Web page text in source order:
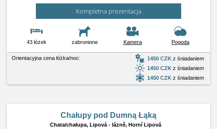
Kompletna prezentacja
43 łóżek zabronione Kamera Pogoda
Orientacyjna cena łóżka/noc: 1450 CZK z śniadaniem
1450 CZK z śniadaniem
1450 CZK z śniadaniem
Chałupy pod Dumną Łąką
Chata/chałupa, Lipová - lázně, Horní Lipová